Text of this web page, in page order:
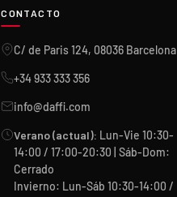
CONTACTO
C/ de Paris 124, 08036 Barcelona
+34 933 333 356
info@daffi.com
Verano (actual): Lun-Vie 10:30-
14:00 / 17:00-20:30 | Sáb-Dom:
Cerrado
Invierno: Lun-Sáb 10:30-14:00 /